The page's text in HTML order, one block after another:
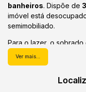
banheiros. Dispõe de
imóvel está
semimobiliado.
Para o lazer, o
e
salão de festas
está próximo a uma
Ver mais...